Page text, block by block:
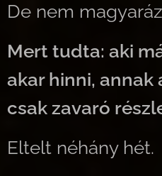
De nem
Mert tudta: aki
akar hinni, annak
csak zavaró
Eltelt néhány hét.